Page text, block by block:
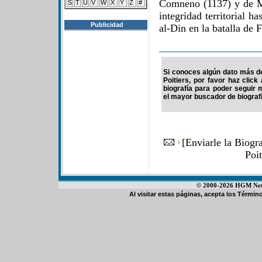
S T U V W X Y Z #
Publicidad
Comneno (1137) y de
integridad territorial
al-Din en la batalla de
Si conoces algún dato más
Poitiers, por favor haz
biografía para poder seguir
el mayor buscador de
[Enviarle la
© 2000-2026 HGM
Al visitar estas páginas, acepta los